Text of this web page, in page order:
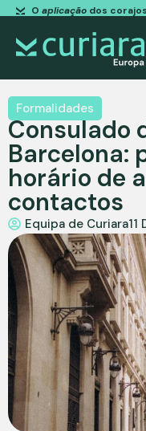
O aplicaçãodos
Formalidades
Consulado
Barcelona:
horário de
contactos
Equipa de Curiara11